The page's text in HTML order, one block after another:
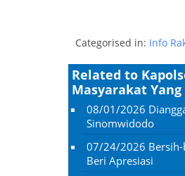
Categorised in: Info
Related to
Masyarakat
08/01/2026
Sinomwidodo
07/24/2026
Beri Apresiasi